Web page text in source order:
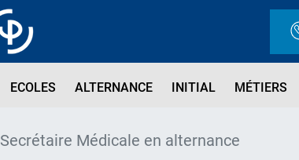
ECOLES ALTERNANCE INITIAL MÉTIERS
Secrétaire Médicale en alternance